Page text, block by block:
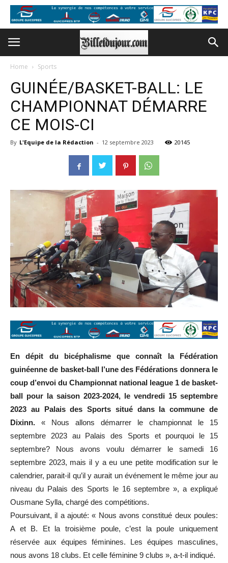
Home Sports
GUINÉE/BASKET-BALL: LE
CHAMPIONNAT DÉMARRE
CE MOIS-CI
By L'Equipe de la Rédaction - 12 septembre 2023 20145
En dépit du bicéphalisme que connaît la Fédération
guinéenne de basket-ball l’une des Fédérations donnera le
coup d’envoi du Championnat national league 1 de basket-
ball pour la saison 2023-2024, le vendredi 15 septembre
2023 au Palais des Sports situé dans la commune de
Dixinn. « Nous allons démarrer le championnat le 15
septembre 2023 au Palais des Sports et pourquoi le 15
septembre? Nous avons voulu démarrer le samedi 16
septembre 2023, mais il y a eu une petite modification sur le
calendrier, parait-il qu’il y aurait un événement le même jour au
niveau du Palais des Sports le 16 septembre », a expliqué
Ousmane Sylla, chargé des compétitions.
Poursuivant, il a ajouté: « Nous avons constitué deux poules:
A et B. Et la troisième poule, c’est la poule uniquement
réservée aux équipes féminines. Les équipes masculines,
nous avons 18 clubs. Et celle féminine 9 clubs », a-t-il indiqué.